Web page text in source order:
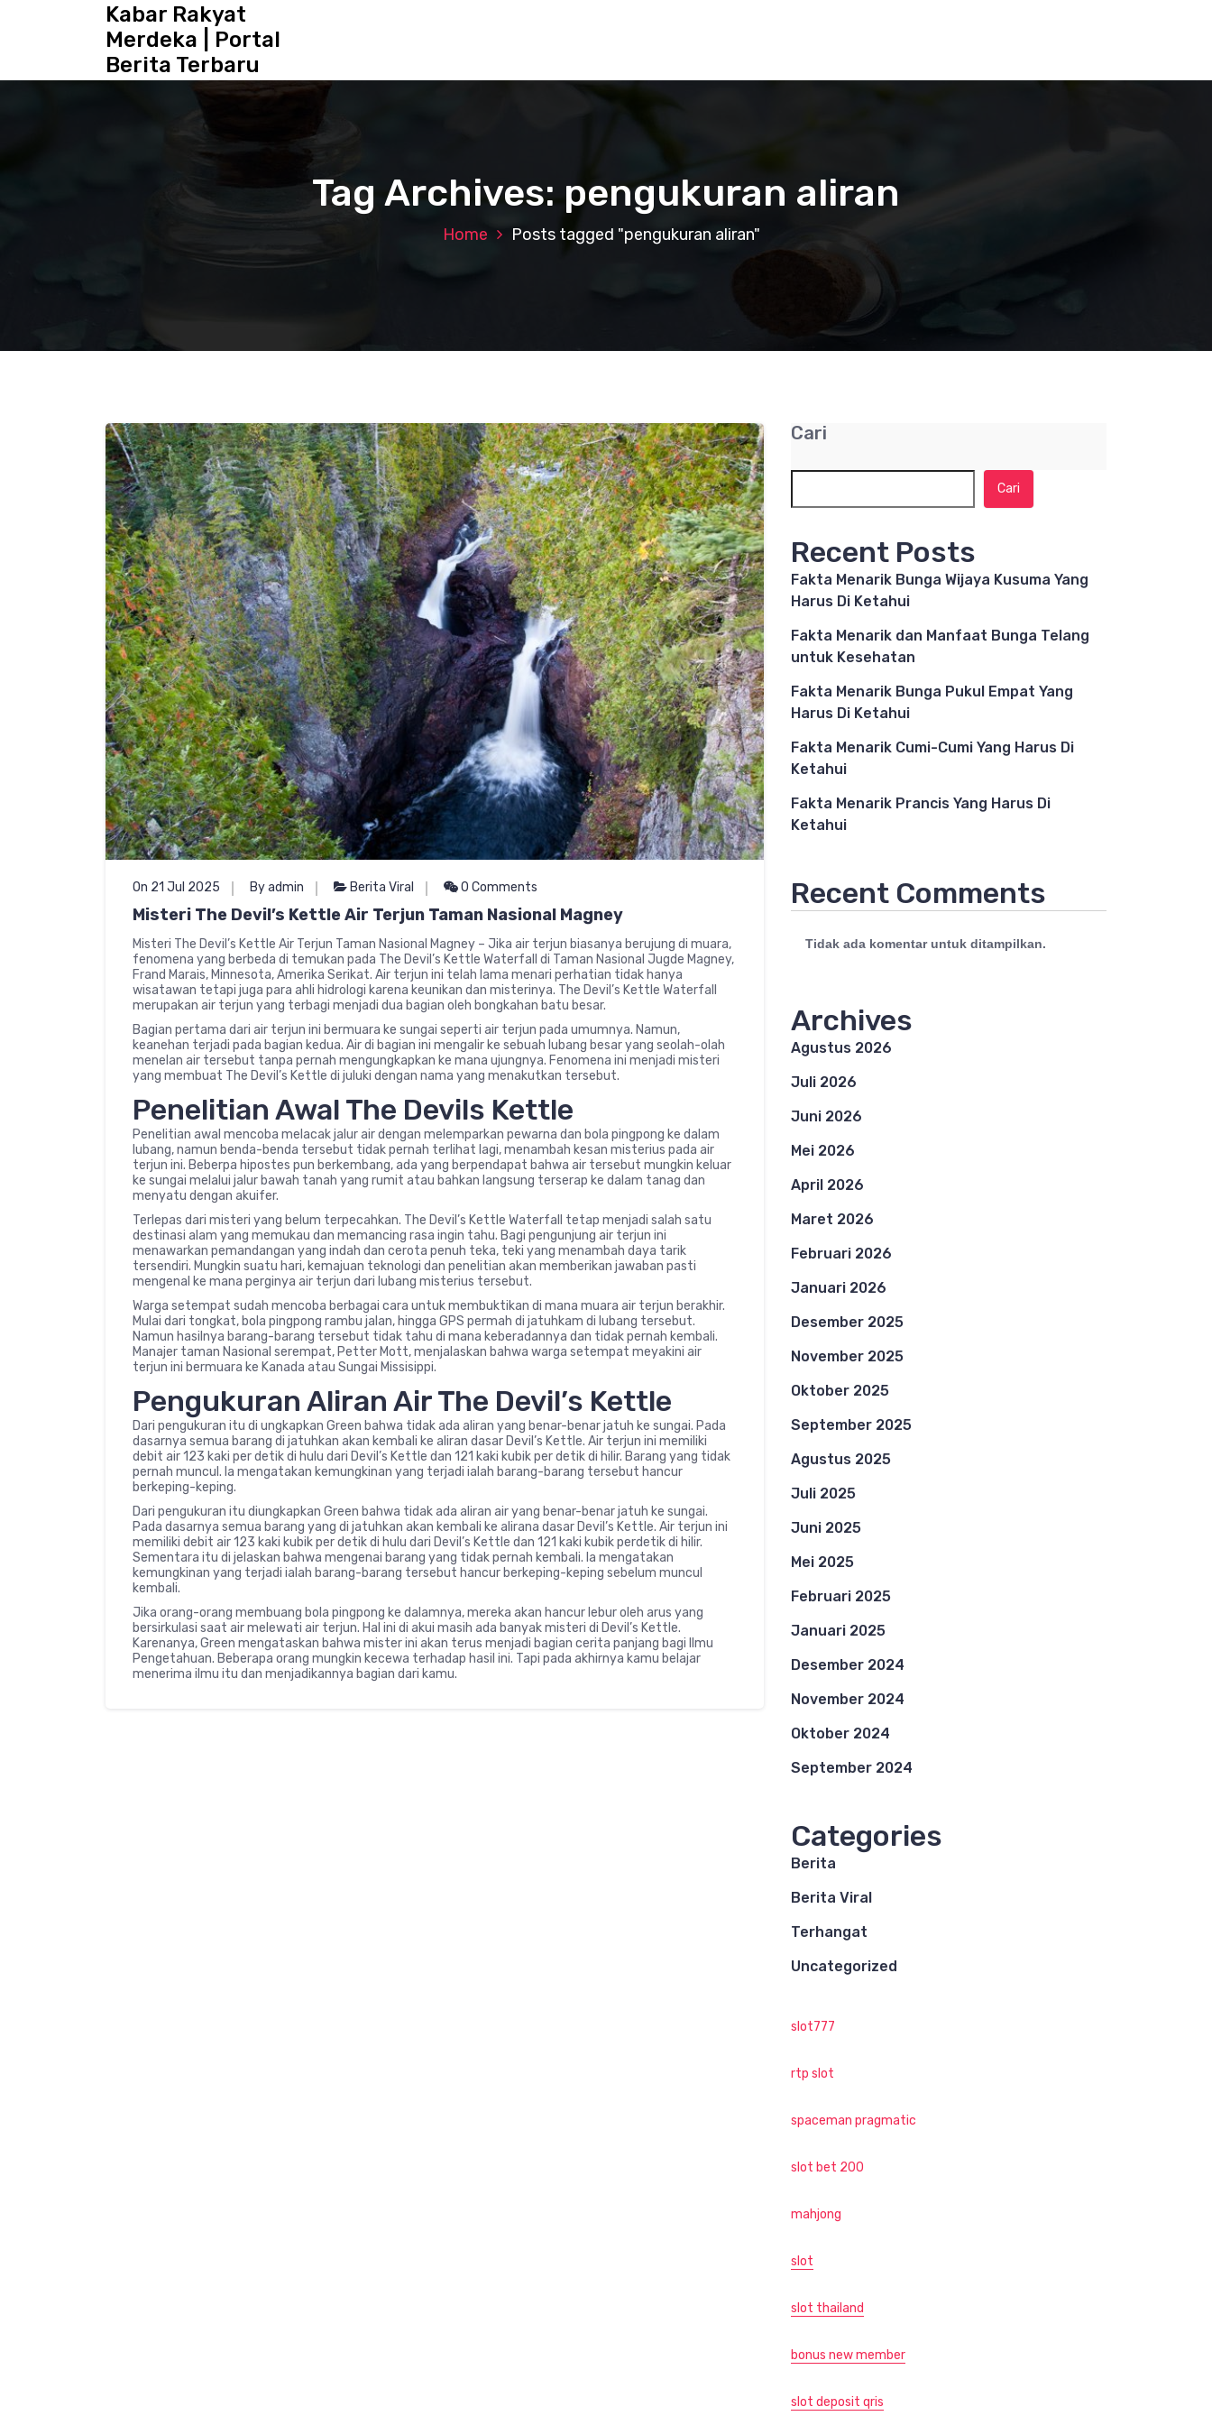
Kabar Rakyat
Merdeka | Portal
Berita Terbaru
Tag Archives: pengukuran aliran
Home Posts tagged "pengukuran aliran"
On 21 Jul 2025 By admin Berita Viral 0 Comments
Misteri The Devil’s Kettle Air Terjun Taman Nasional Magney
Misteri The Devil’s Kettle Air Terjun Taman Nasional Magney – Jika air terjun biasanya berujung di muara,
fenomena yang berbeda di temukan pada The Devil’s Kettle Waterfall di Taman Nasional Jugde Magney,
Frand Marais, Minnesota, Amerika Serikat. Air terjun ini telah lama menari perhatian tidak hanya
wisatawan tetapi juga para ahli hidrologi karena keunikan dan misterinya. The Devil’s Kettle Waterfall
merupakan air terjun yang terbagi menjadi dua bagian oleh bongkahan batu besar.
Bagian pertama dari air terjun ini bermuara ke sungai seperti air terjun pada umumnya. Namun,
keanehan terjadi pada bagian kedua. Air di bagian ini mengalir ke sebuah lubang besar yang seolah-olah
menelan air tersebut tanpa pernah mengungkapkan ke mana ujungnya. Fenomena ini menjadi misteri
yang membuat The Devil’s Kettle di juluki dengan nama yang menakutkan tersebut.
Penelitian Awal The Devils Kettle
Penelitian awal mencoba melacak jalur air dengan melemparkan pewarna dan bola pingpong ke dalam
lubang, namun benda-benda tersebut tidak pernah terlihat lagi, menambah kesan misterius pada air
terjun ini. Beberpa hipostes pun berkembang, ada yang berpendapat bahwa air tersebut mungkin keluar
ke sungai melalui jalur bawah tanah yang rumit atau bahkan langsung terserap ke dalam tanag dan
menyatu dengan akuifer.
Terlepas dari misteri yang belum terpecahkan. The Devil’s Kettle Waterfall tetap menjadi salah satu
destinasi alam yang memukau dan memancing rasa ingin tahu. Bagi pengunjung air terjun ini
menawarkan pemandangan yang indah dan cerota penuh teka, teki yang menambah daya tarik
tersendiri. Mungkin suatu hari, kemajuan teknologi dan penelitian akan memberikan jawaban pasti
mengenal ke mana perginya air terjun dari lubang misterius tersebut.
Warga setempat sudah mencoba berbagai cara untuk membuktikan di mana muara air terjun berakhir.
Mulai dari tongkat, bola pingpong rambu jalan, hingga GPS permah di jatuhkam di lubang tersebut.
Namun hasilnya barang-barang tersebut tidak tahu di mana keberadannya dan tidak pernah kembali.
Manajer taman Nasional serempat, Petter Mott, menjalaskan bahwa warga setempat meyakini air
terjun ini bermuara ke Kanada atau Sungai Missisippi.
Pengukuran Aliran Air The Devil’s Kettle
Dari pengukuran itu di ungkapkan Green bahwa tidak ada aliran yang benar-benar jatuh ke sungai. Pada
dasarnya semua barang di jatuhkan akan kembali ke aliran dasar Devil’s Kettle. Air terjun ini memiliki
debit air 123 kaki per detik di hulu dari Devil’s Kettle dan 121 kaki kubik per detik di hilir. Barang yang tidak
pernah muncul. Ia mengatakan kemungkinan yang terjadi ialah barang-barang tersebut hancur
berkeping-keping.
Dari pengukuran itu diungkapkan Green bahwa tidak ada aliran air yang benar-benar jatuh ke sungai.
Pada dasarnya semua barang yang di jatuhkan akan kembali ke alirana dasar Devil’s Kettle. Air terjun ini
memiliki debit air 123 kaki kubik per detik di hulu dari Devil’s Kettle dan 121 kaki kubik perdetik di hilir.
Sementara itu di jelaskan bahwa mengenai barang yang tidak pernah kembali. Ia mengatakan
kemungkinan yang terjadi ialah barang-barang tersebut hancur berkeping-keping sebelum muncul
kembali.
Jika orang-orang membuang bola pingpong ke dalamnya, mereka akan hancur lebur oleh arus yang
bersirkulasi saat air melewati air terjun. Hal ini di akui masih ada banyak misteri di Devil’s Kettle.
Karenanya, Green mengataskan bahwa mister ini akan terus menjadi bagian cerita panjang bagi Ilmu
Pengetahuan. Beberapa orang mungkin kecewa terhadap hasil ini. Tapi pada akhirnya kamu belajar
menerima ilmu itu dan menjadikannya bagian dari kamu.
Cari
Cari
Recent Posts
Fakta Menarik Bunga Wijaya Kusuma Yang
Harus Di Ketahui
Fakta Menarik dan Manfaat Bunga Telang
untuk Kesehatan
Fakta Menarik Bunga Pukul Empat Yang
Harus Di Ketahui
Fakta Menarik Cumi-Cumi Yang Harus Di
Ketahui
Fakta Menarik Prancis Yang Harus Di
Ketahui
Recent Comments
Tidak ada komentar untuk ditampilkan.
Archives
Agustus 2026
Juli 2026
Juni 2026
Mei 2026
April 2026
Maret 2026
Februari 2026
Januari 2026
Desember 2025
November 2025
Oktober 2025
September 2025
Agustus 2025
Juli 2025
Juni 2025
Mei 2025
Februari 2025
Januari 2025
Desember 2024
November 2024
Oktober 2024
September 2024
Categories
Berita
Berita Viral
Terhangat
Uncategorized
slot777
rtp slot
spaceman pragmatic
slot bet 200
mahjong
slot
slot thailand
bonus new member
slot deposit qris